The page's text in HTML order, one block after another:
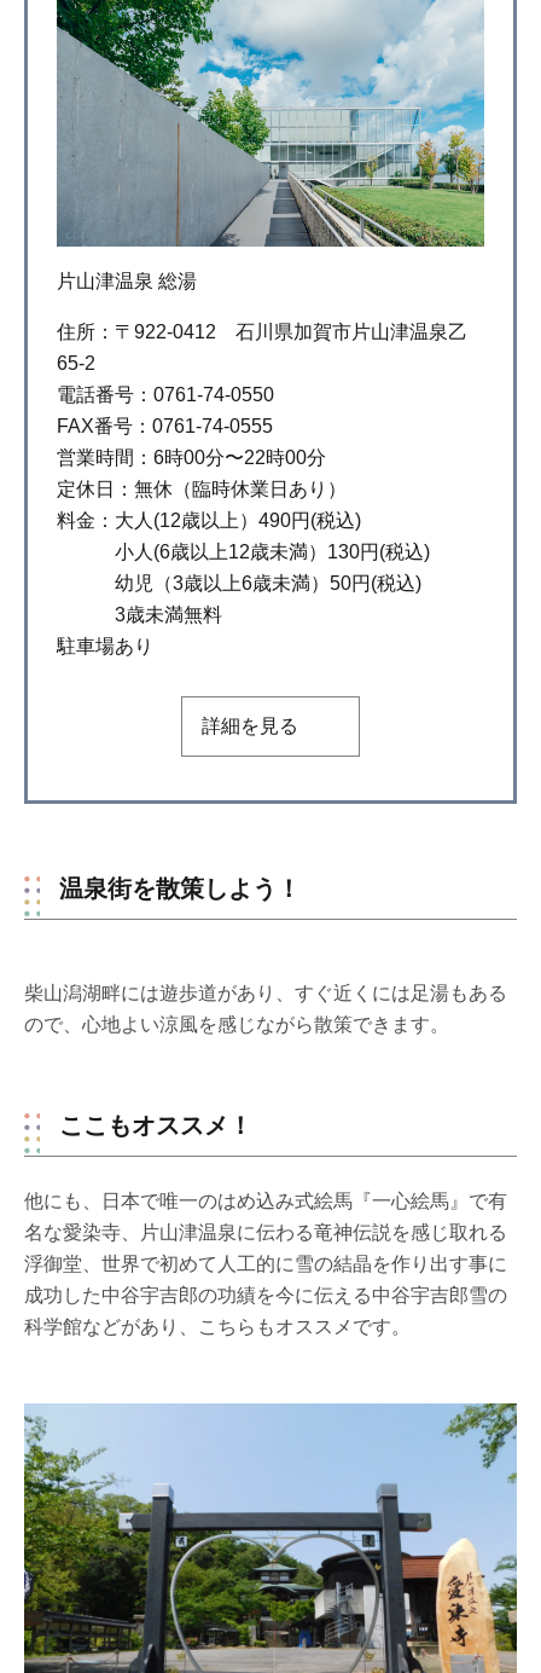
片山津温泉 総湯
住所：〒922-0412 石川県加賀市片山津温泉乙
65-2
電話番号：0761-74-0550
FAX番号：0761-74-0555
営業時間：6時00分〜22時00分
定休日：無休（臨時休業日あり）
料金：大人(12歳以上）490円(税込)
小人(6歳以上12歳未満）130円(税込)
幼児（3歳以上6歳未満）50円(税込)
3歳未満無料
駐車場あり
詳細を見る
温泉街を散策しよう！
柴山潟湖畔には遊歩道があり、すぐ近くには足湯もある
ので、心地よい涼風を感じながら散策できます。
ここもオススメ！
他にも、日本で唯一のはめ込み式絵馬『一心絵馬』で有
名な愛染寺、片山津温泉に伝わる竜神伝説を感じ取れる
浮御堂、世界で初めて人工的に雪の結晶を作り出す事に
成功した中谷宇吉郎の功績を今に伝える中谷宇吉郎雪の
科学館などがあり、こちらもオススメです。